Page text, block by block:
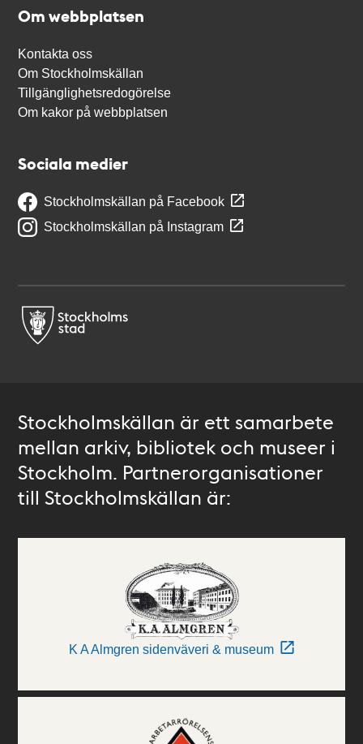
Om webbplatsen
Kontakta oss
Om Stockholmskällan
Tillgänglighetsredogörelse
Om kakor på webbplatsen
Sociala medier
Stockholmskällan på Facebook
Stockholmskällan på Instagram
Stockholmskällan är ett samarbete
mellan arkiv, bibliotek och museer i
Stockholm. Partnerorganisationer
till Stockholmskällan är:
K A Almgren sidenväveri & museum